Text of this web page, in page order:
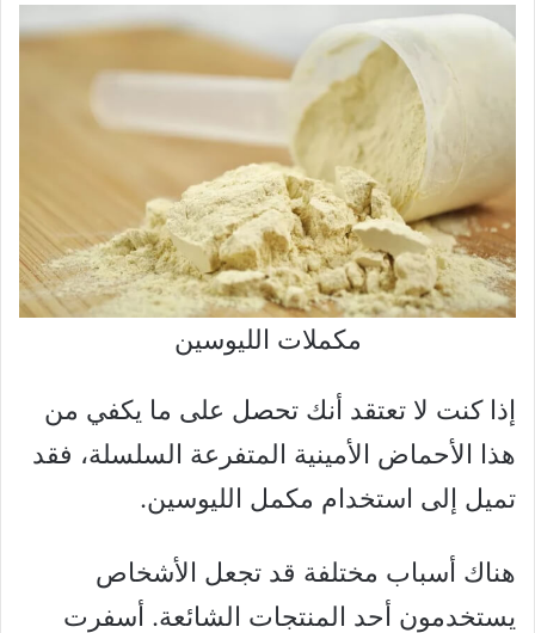
مكملات الليوسين
إذا كنت لا تعتقد أنك تحصل على ما يكفي من
هذا الأحماض الأمينية المتفرعة السلسلة، فقد
تميل إلى استخدام مكمل الليوسين.
هناك أسباب مختلفة قد تجعل الأشخاص
يستخدمون أحد المنتجات الشائعة. أسفرت